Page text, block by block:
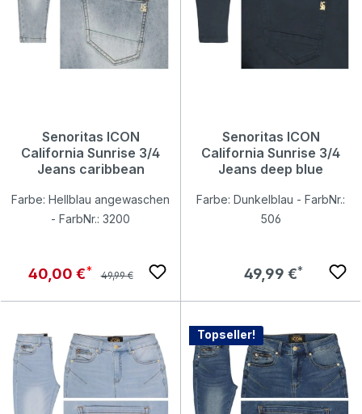
Senoritas ICON
California Sunrise 3/4
Jeans caribbean
Farbe: Hellblau angewaschen
- FarbNr.: 3200
Verkaufspreis:
40,00 € Regulärer Preis:
49,99 €
Senoritas ICON
California Sunrise 3/4
Jeans deep blue
Farbe: Dunkelblau - FarbNr.:
506
Regulärer Preis:
49,99 €
Topseller!